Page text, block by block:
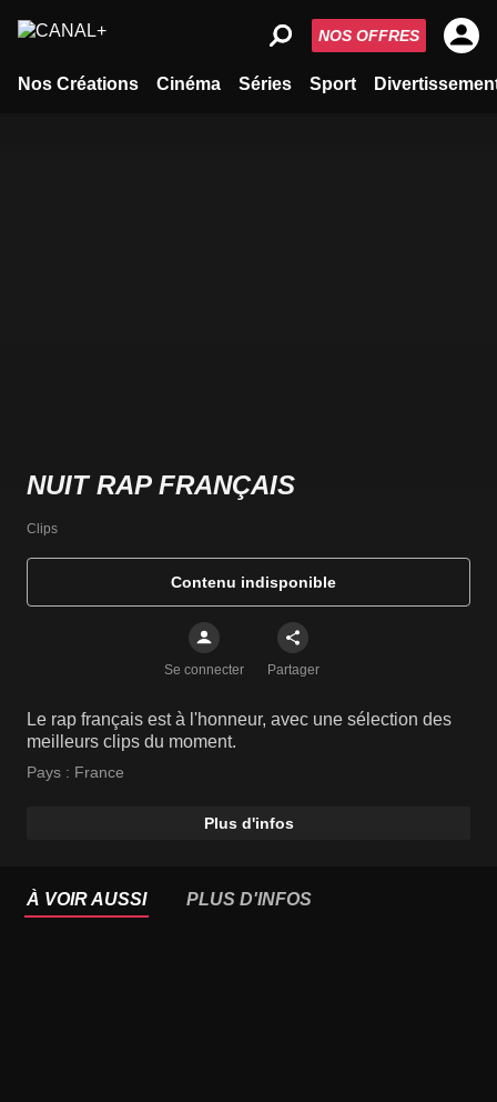
Nos Créations Cinéma Séries Sport
NOS OFFRES
NUIT RAP FRANÇAIS
Clips
Contenu indisponible
Se connecter Partager
Le rap français est à l'honneur, avec une sélection des
meilleurs clips du moment.
Pays : France
Plus d'infos
À VOIR AUSSI PLUS D'INFOS